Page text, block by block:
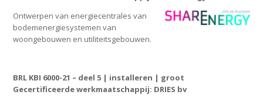
Ontwerpen van energiecentrales van
bodemenergiesystemen van
woongebouwen en utiliteitsgebouwen.
BRL KBI 6000-21 – deel 5 | installeren | groot
Gecertificeerde werkmaatschappij: DRIES bv